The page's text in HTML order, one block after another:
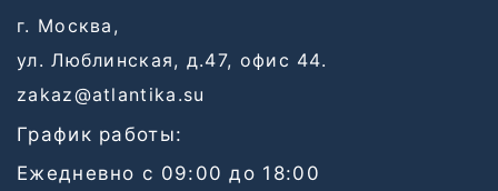
г. Москва,
ул. Люблинская, д.47, офис 44.
zakaz@atlantika.su
График работы:
Ежедневно с 09:00 до 18:00